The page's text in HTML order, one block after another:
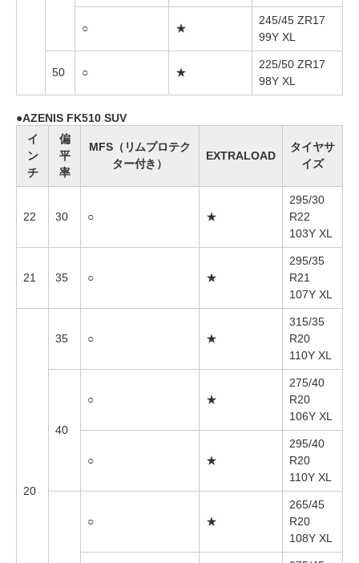
○ ★
245/45 ZR17
99Y XL
50 ○ ★
225/50 ZR17
98Y XL
AZENIS FK510 SUV
イ
ン
チ
偏
平
率
MFS（リムプロテク
ター付き）
EXTRALOAD
タイヤサ
イズ
22 30 ○ ★
295/30
R22
103Y XL
21 35 ○ ★
295/35
R21
107Y XL
20
35 ○ ★
315/35
R20
110Y XL
40
○ ★
275/40
R20
106Y XL
○ ★
295/40
R20
110Y XL
○ ★
265/45
R20
108Y XL